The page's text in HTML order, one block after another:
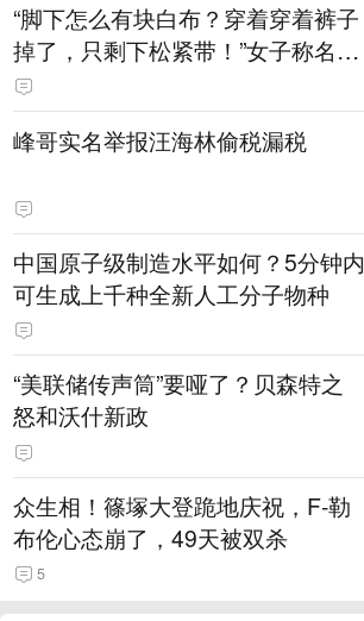
“脚下怎么有块白布？穿着穿着裤子
掉了，只剩下松紧带！”女子称名创
优品一次性内裤让自己颜面尽失！
品牌回应：启动紧急调查
峰哥实名举报汪海林偷税漏税
中国原子级制造水平如何？5分钟内
可生成上千种全新人工分子物种
“美联储传声筒”要哑了？贝森特之
怒和沃什新政
众生相！篠塚大登跪地庆祝，F-勒
布伦心态崩了，49天被双杀
5